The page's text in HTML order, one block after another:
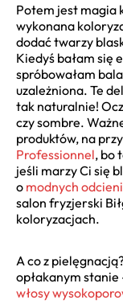
Potem jest magia
wykonana
dodać twarzy
Kiedyś bałam się
spróbowałam
uzależniona. Te
tak naturalnie!
czy sombre.
produktów, na
Professionnel, bo
jeśli marzy Ci się
o modnych
salon fryzjerski
koloryzacjach.
A co z
opłakanym stanie
włosy